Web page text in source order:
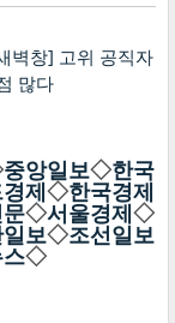
중앙일보◇한국
제◇한국경제
◇서울경제◇
보◇조선일보
◇